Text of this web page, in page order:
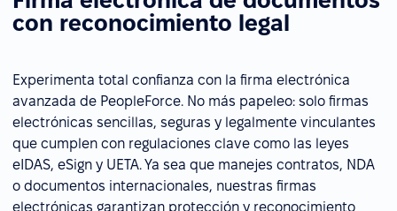
con reconocimiento legal
Experimenta total confianza con la firma electrónica
avanzada de PeopleForce. No más papeleo: solo firmas
electrónicas sencillas, seguras y legalmente vinculantes
que cumplen con regulaciones clave como las leyes
eIDAS, eSign y UETA. Ya sea que manejes contratos, NDA
o documentos internacionales, nuestras firmas
electrónicas garantizan protección y reconocimiento